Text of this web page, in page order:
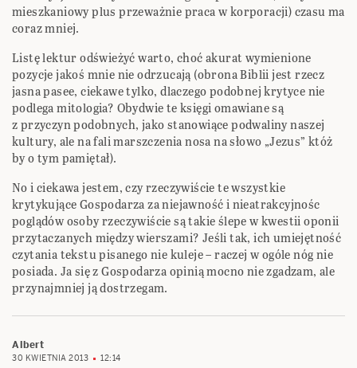
mieszkaniowy plus przeważnie praca w korporacji) czasu ma
coraz mniej.
Listę lektur odświeżyć warto, choć akurat wymienione
pozycje jakoś mnie nie odrzucają (obrona Biblii jest rzecz
jasna pasee, ciekawe tylko, dlaczego podobnej krytyce nie
podlega mitologia? Obydwie te księgi omawiane są
z przyczyn podobnych, jako stanowiące podwaliny naszej
kultury, ale na fali marszczenia nosa na słowo „Jezus” któż
by o tym pamiętał).
No i ciekawa jestem, czy rzeczywiście te wszystkie
krytykujące Gospodarza za niejawność i nieatrakcyjnośc
poglądów osoby rzeczywiście są takie ślepe w kwestii oponii
przytaczanych między wierszami? Jeśli tak, ich umiejętność
czytania tekstu pisanego nie kuleje – raczej w ogóle nóg nie
posiada. Ja się z Gospodarza opinią mocno nie zgadzam, ale
przynajmniej ją dostrzegam.
Albert
30 KWIETNIA 2013 12:14